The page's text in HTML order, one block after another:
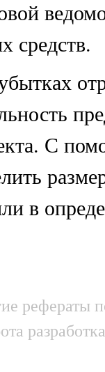
средств.
С
в
рефераты